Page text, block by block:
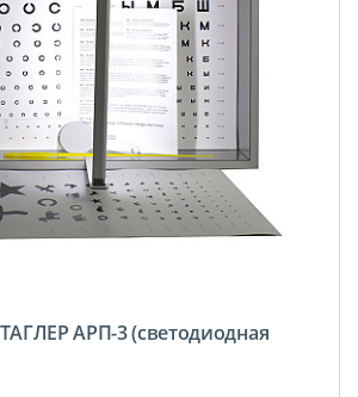
АРП-3 (светодиодная